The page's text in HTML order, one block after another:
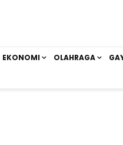
EKONOMI OLAHRAGA